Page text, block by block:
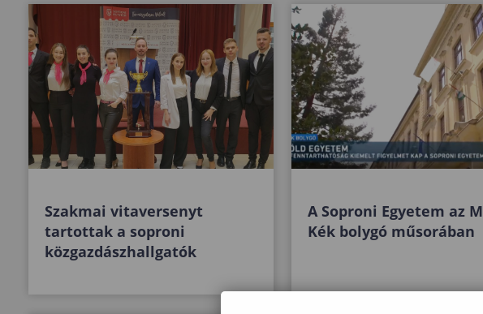
Szakmai vitaversenyt
tartottak a soproni
közgazdászhallgatók
A Soproni Egyetem az
Kék bolygó műsorában